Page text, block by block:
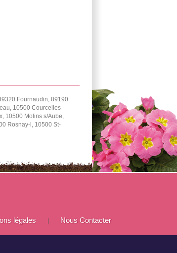
Fournaudin, 89190
10500 Courcelles
10500 Molins s/Aube,
Rosnay-l, 10500 St-
légales Nous Contacter